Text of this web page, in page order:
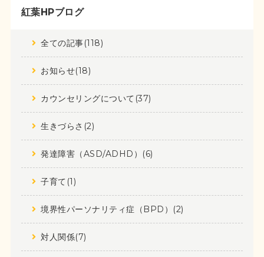
紅葉HPブログ
全ての記事(118)
お知らせ(18)
カウンセリングについて(37)
生きづらさ(2)
発達障害（ASD/ADHD）(6)
子育て(1)
境界性パーソナリティ症（BPD）(2)
対人関係(7)